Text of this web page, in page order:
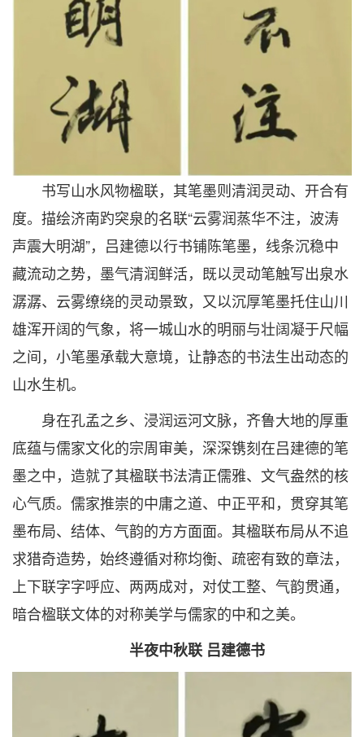
书写山水风物楹联，其笔墨则清润灵动、开合有
度。描绘济南趵突泉的名联“云雾润蒸华不注，波涛
声震大明湖”，吕建德以行书铺陈笔墨，线条沉稳中
藏流动之势，墨气清润鲜活，既以灵动笔触写出泉水
潺潺、云雾缭绕的灵动景致，又以沉厚笔墨托住山川
雄浑开阔的气象，将一城山水的明丽与壮阔凝于尺幅
之间，小笔墨承载大意境，让静态的书法生出动态的
山水生机。
身在孔孟之乡、浸润运河文脉，齐鲁大地的厚重
底蕴与儒家文化的宗周审美，深深镌刻在吕建德的笔
墨之中，造就了其楹联书法清正儒雅、文气盎然的核
心气质。儒家推崇的中庸之道、中正平和，贯穿其笔
墨布局、结体、气韵的方方面面。其楹联布局从不追
求猎奇造势，始终遵循对称均衡、疏密有致的章法，
上下联字字呼应、两两成对，对仗工整、气韵贯通，
暗合楹联文体的对称美学与儒家的中和之美。
半夜中秋联 吕建德书